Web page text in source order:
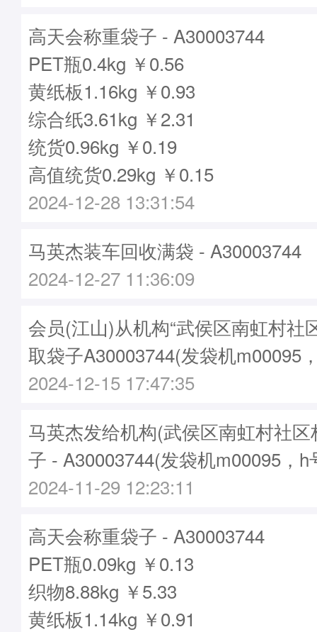
高天会称重袋子 - A30003744
PET瓶0.4kg ￥0.56
黄纸板1.16kg ￥0.93
综合纸3.61kg ￥2.31
统货0.96kg ￥0.19
高值统货0.29kg ￥0.15
2024-12-28 13:31:54
马英杰装车回收满袋 - A30003744
2024-12-27 11:36:09
会员(江山)从机构“武侯区南虹村社
取袋子A30003744(发袋机m00095
2024-12-15 17:47:35
马英杰发给机构(武侯区南虹村社
子 - A30003744(发袋机m00095，h
2024-11-29 12:23:11
高天会称重袋子 - A30003744
PET瓶0.09kg ￥0.13
织物8.88kg ￥5.33
黄纸板1.14kg ￥0.91